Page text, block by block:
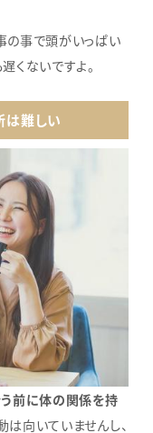
の事で頭がいっぱい
くないですよ。
難しい
う前に体の関係を持
向いていませんし、